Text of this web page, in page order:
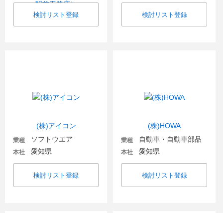
検討リスト登録 検討リスト登録
(株)アイコン
業種 ソフトウエア
本社 愛知県
検討リスト登録
(株)HOWA
業種 自動車・自動車部品
本社 愛知県
検討リスト登録